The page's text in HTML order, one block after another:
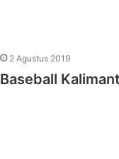
2 Agustus 2019
Baseball